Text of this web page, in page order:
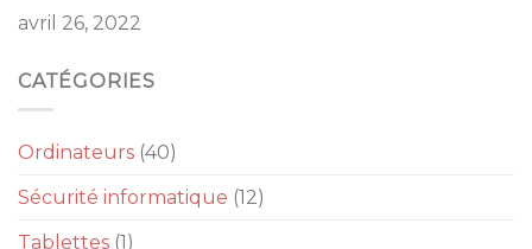
avril 26, 2022
CATÉGORIES
Ordinateurs (40)
Sécurité informatique (12)
Tablettes (1)